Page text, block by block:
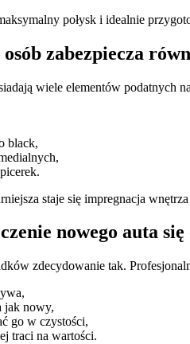
połysk i idealnie
zabezpiecza
wiele elementów podatnych
black,
staje się impregnacja
nowego auta się
zdecydowanie tak.
jak nowy,
go w czystości,
traci na wartości.